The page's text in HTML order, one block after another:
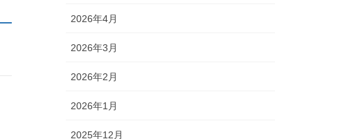
2026年4月
2026年3月
2026年2月
2026年1月
2025年12月